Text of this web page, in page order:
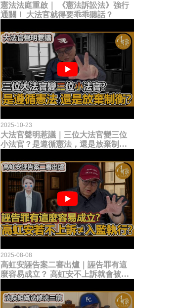
憲法法庭重啟｜ 《憲法訴訟法》強行
通關！ 大法官就得要乖乖聽話？
2025-10-23
大法官聲明惹議｜三位大法官變三位
小法官？是遵循憲法，還是放棄制衡
2025-08-08
高虹安誣告案二審出爐｜誣告罪有這
麼容易成立？ 高虹安不上訴就會被